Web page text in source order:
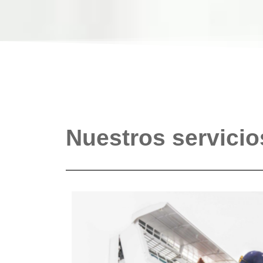
Nuestros